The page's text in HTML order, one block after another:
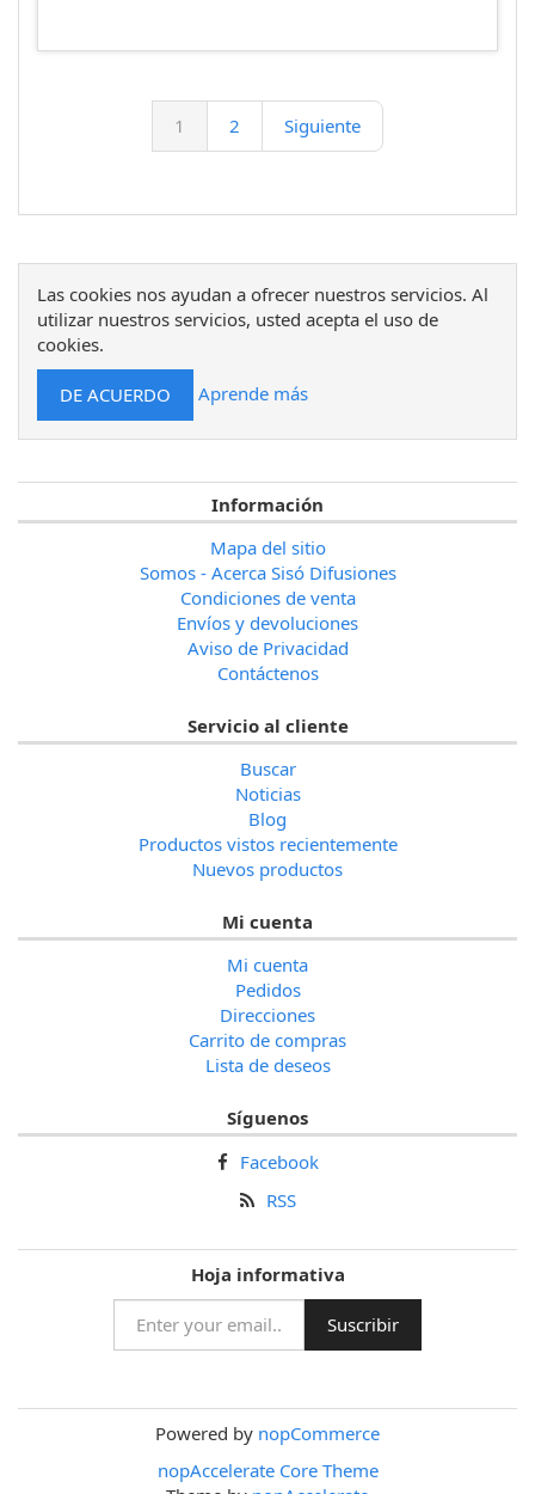
1 2 Siguiente
Las cookies nos ayudan a ofrecer nuestros servicios. Al
utilizar nuestros servicios, usted acepta el uso de
cookies.
Aprende más
Información
Mapa del sitio
Somos - Acerca Sisó Difusiones
Condiciones de venta
Envíos y devoluciones
Aviso de Privacidad
Contáctenos
Servicio al cliente
Buscar
Noticias
Blog
Productos vistos recientemente
Nuevos productos
Mi cuenta
Mi cuenta
Pedidos
Direcciones
Carrito de compras
Lista de deseos
Síguenos
Facebook
RSS
Hoja informativa
Powered by nopCommerce
nopAccelerate Core Theme